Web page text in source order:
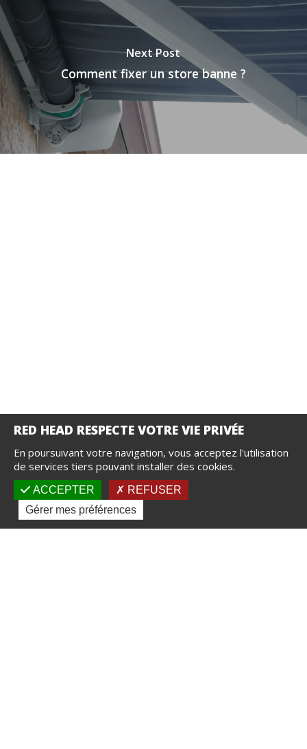
Next Post
Comment fixer un store banne ?
Découvrez nos tutoriaux vidéo
En poursuivant votre navigation, vous acceptez l'utilisation
de services tiers pouvant installer des cookies.
ACCEPTER
REFUSER
Gérer mes préférences